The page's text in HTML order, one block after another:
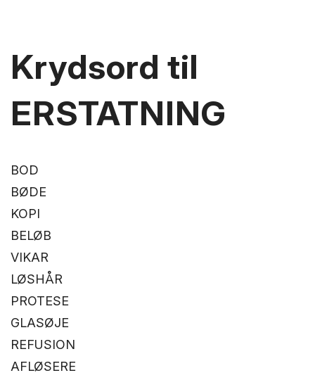
Krydsord til
ERSTATNING
BOD
BØDE
KOPI
BELØB
VIKAR
LØSHÅR
PROTESE
GLASØJE
REFUSION
AFLØSERE